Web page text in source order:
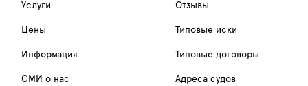
Услуги
Цены
Информация
СМИ о нас
Отзывы
Типовые иски
Типовые договоры
Адреса судов